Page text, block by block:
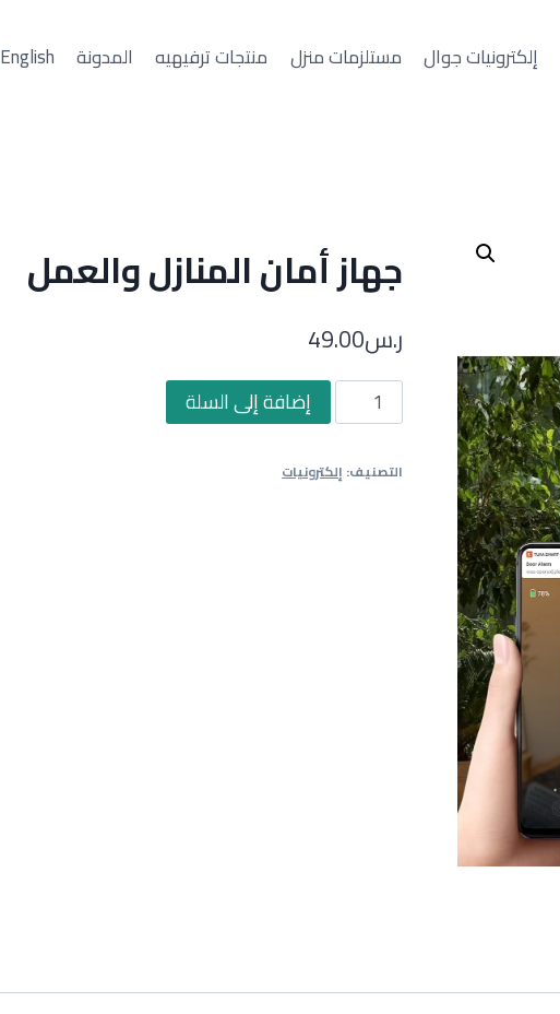
إلكترونيات جوال مستلزمات منزل منتجات ترفيهيه المدونة English
جهاز أمان المنازل والعمل
ر.س49.00
كمية
جهاز
المنازل
إضافة إلى السلة
التصنيف: إلكترونيات